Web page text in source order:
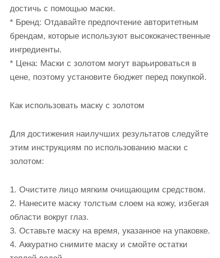
достичь с помощью маски.
* Бренд: Отдавайте предпочтение авторитетным
брендам, которые используют высококачественные
ингредиенты.
* Цена: Маски с золотом могут варьироваться в
цене, поэтому установите бюджет перед покупкой.
Как использовать маску с золотом
Для достижения наилучших результатов следуйте
этим инструкциям по использованию маски с
золотом:
1. Очистите лицо мягким очищающим средством.
2. Нанесите маску толстым слоем на кожу, избегая
области вокруг глаз.
3. Оставьте маску на время, указанное на упаковке.
4. Аккуратно снимите маску и смойте остатки